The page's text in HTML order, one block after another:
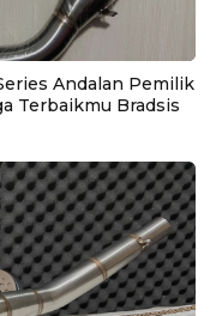
Andalan Pemilik
Terbaikmu Bradsis